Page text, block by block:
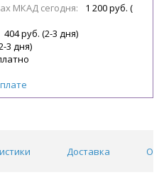
МКАД сегодня:
1 200 руб. (
404 руб. (2-3 дня)
3 дня)
Доставка